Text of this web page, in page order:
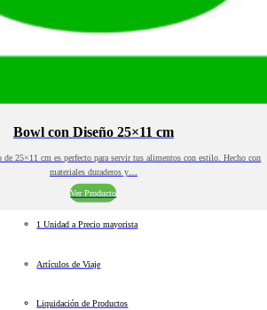
Bowl con Diseño 25×11 cm
de 25×11 cm es perfecto para servir tus alimentos con estilo. Hecho con
materiales duraderos y…
Ver Producto
1 Unidad a Precio mayorista
Artículos de Viaje
Liquidación de Productos